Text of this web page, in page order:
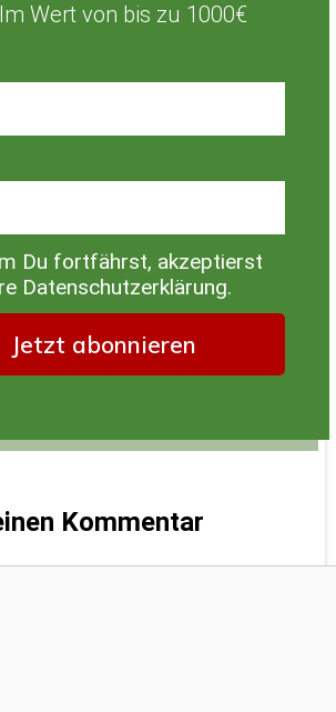
Im Wert von bis zu 1000€
Du fortfährst, akzeptierst
Datenschutzerklärung.
Kommentar